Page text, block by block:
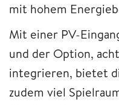
mit hohem
Mit einer PV-
und der Option,
integrieren, bietet
zudem viel